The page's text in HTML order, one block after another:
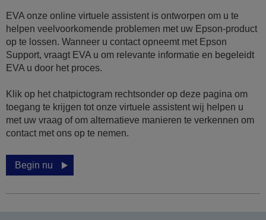
EVA onze online virtuele assistent is ontworpen om u te
helpen veelvoorkomende problemen met uw Epson-product
op te lossen. Wanneer u contact opneemt met Epson
Support, vraagt EVA u om relevante informatie en begeleidt
EVA u door het proces.
Klik op het chatpictogram rechtsonder op deze pagina om
toegang te krijgen tot onze virtuele assistent wij helpen u
met uw vraag of om alternatieve manieren te verkennen om
contact met ons op te nemen.
Begin nu